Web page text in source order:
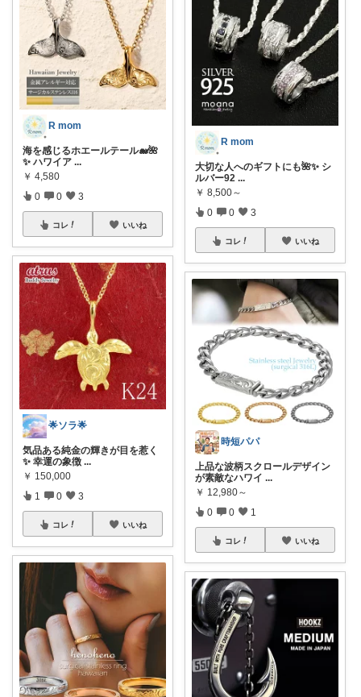
R mom
海を感じるホエールテール🐋🌺
✨ ハワイア ...
￥ 4,580
0 0 3
コレ いいね
🌟ソラ🌟
気品ある純金の輝きが目を惹く
✨ 幸運の象徴 ...
￥ 150,000
1 0 3
コレ いいね
R mom
大切な人へのギフトにも🌺✨ シ
ルバー92 ...
￥ 8,500～
0 0 3
コレ いいね
時短パパ
上品な波柄スクロールデザイン
が素敵なハワイ ...
￥ 12,980～
0 0 1
コレ いいね